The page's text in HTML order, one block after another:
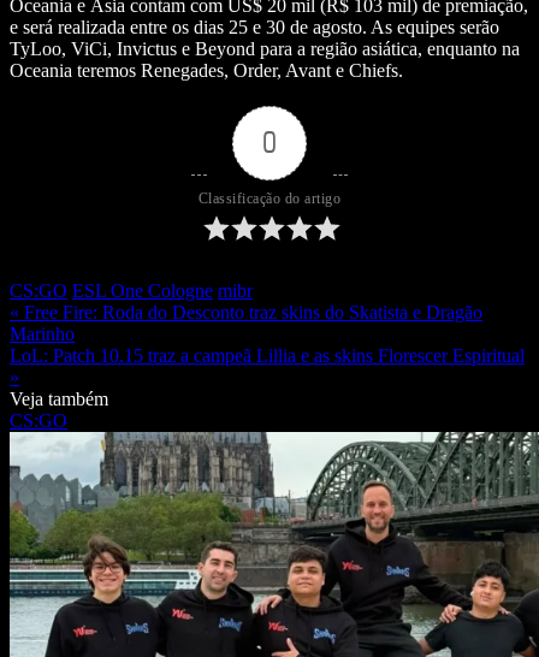
Oceania e Ásia contam com US$ 20 mil (R$ 103 mil) de premiação,
e será realizada entre os dias 25 e 30 de agosto. As equipes serão
TyLoo, ViCi, Invictus e Beyond para a região asiática, enquanto na
Oceania teremos Renegades, Order, Avant e Chiefs.
0
Classificação do artigo
CS:GO ESL One Cologne mibr
« Free Fire: Roda do Desconto traz skins do Skatista e Dragão
Marinho
LoL: Patch 10.15 traz a campeã Lillia e as skins Florescer Espiritual
»
Veja também
CS:GO